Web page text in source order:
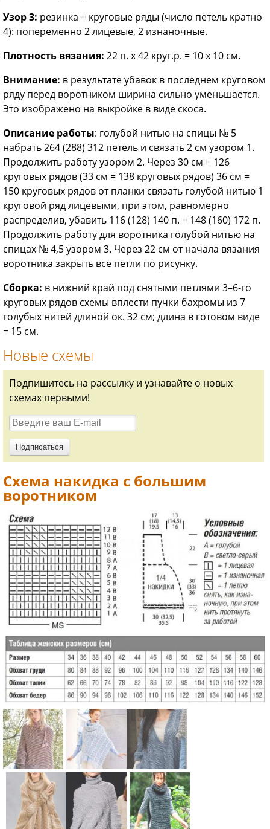
Узор 3: резинка = круговые ряды (число петель кратно
4): попеременно 2 лицевые, 2 изнаночные.
Плотность вязания: 22 п. х 42 круг.р. = 10 x 10 см.
Внимание: в результате убавок в последнем круговом
ряду перед воротником ширина сильно уменьшается.
Это изображено на выкройке в виде скоса.
Описание работы: голубой нитью на спицы № 5
набрать 264 (288) 312 петель и связать 2 см узором 1.
Продолжить работу узором 2. Через 30 см = 126
круговых рядов (33 см = 138 круговых рядов) 36 см =
150 круговых рядов от планки связать голубой нитью 1
круговой ряд лицевыми, при этом, равномерно
распределив, убавить 116 (128) 140 п. = 148 (160) 172 п.
Продолжить работу для воротника голубой нитью на
спицах № 4,5 узором 3. Через 22 см от начала вязания
воротника закрыть все петли по рисунку.
Сборка: в нижний край под снятыми петлями 3–6-го
круговых рядов схемы вплести пучки бахромы из 7
голубых нитей длиной ок. 32 см; длина в готовом виде
= 15 см.
Новые схемы
Подпишитесь на рассылку и узнавайте о новых
схемах первыми!
Схема накидка с большим
воротником
Схема:
полосатый
пончо с
Схема:
цветное
пончо с
Схема:
пончо с
глубоким